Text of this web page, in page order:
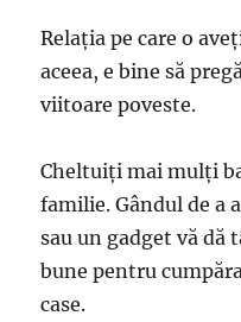
Relaţia pe care o
aceea, e bine să
viitoare poveste.
Cheltuiţi mai mulţi
familie. Gândul de a
sau un gadget vă dă
bune pentru
case.